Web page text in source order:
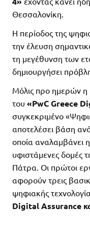
Θεσσαλονίκη.
H περίοδος της
την έλευση
τη μεγέθυνση των
δημιουργήσει
Μόλις προ ημερών η
του «PwC Greece
συγκεκριμένο
αποτελέσει βάση
οποία αναλαμβάνει
υφιστάμενες δομές
Πάτρα. Οι πρώτοι
αφορούν τρεις
ψηφιακής
Digital Assurance